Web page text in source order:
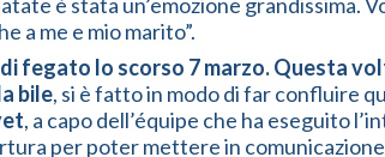
a me e mio marito”.
lo scorso 7 marzo. Questa
bile, si è fatto in modo di far confluire
, a capo dell’équipe che ha eseguito
per poter mettere in